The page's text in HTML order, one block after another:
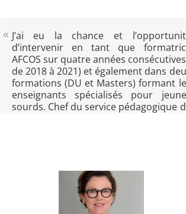
représenté un fil conducteur de
pratique. L’accès à la langue
écrite, sous toutes ses formes, dans
environnement créatif et accueillant
constitué, en quelque sorte, un
cheval de bataille. Ce sujet, porté et
au quotidien en équipe
dans les recherches, les lectures…
J’ai eu la chance et
d’intervenir en tant que
AFCOS sur quatre années
de 2018 à 2021) et également dans
formations (DU et Masters) formant
enseignants spécialisés pour
sourds. Chef du service pédagogique
transversale, portée sur le partenariat
au sens large du terme afin d’avoir un
cheminement commun le plus riche,